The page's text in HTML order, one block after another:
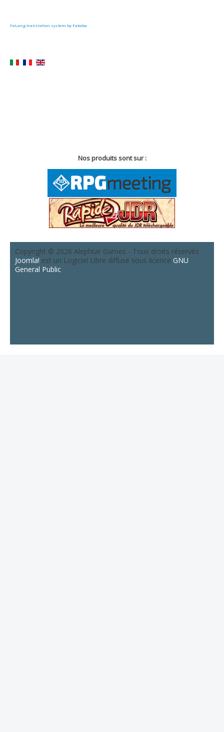
FaLang translation system by Faboba
Nos produits sont sur :
Copyright © 2026 Alephtar Games - Tous droits réservés
Joomla! est un Logiciel Libre diffusé sous licence GNU
General Public